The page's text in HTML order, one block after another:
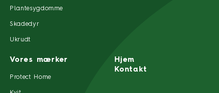
Plantesygdomme
Skadedyr
Ukrudt
Vores mærker
Protect Home
Hjem
Kontakt